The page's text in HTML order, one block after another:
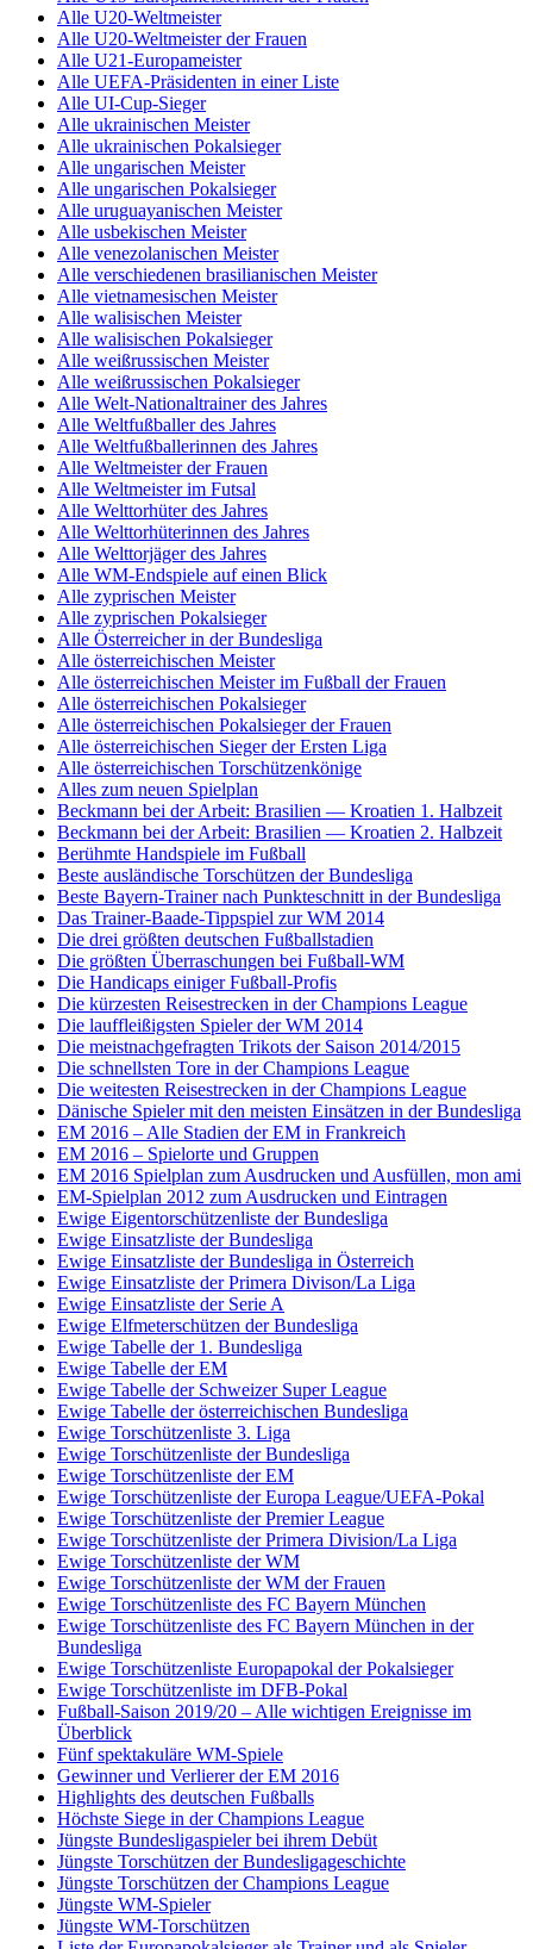
Alle U20-Weltmeister
Alle U20-Weltmeister der Frauen
Alle U21-Europameister
Alle UEFA-Präsidenten in einer Liste
Alle UI-Cup-Sieger
Alle ukrainischen Meister
Alle ukrainischen Pokalsieger
Alle ungarischen Meister
Alle ungarischen Pokalsieger
Alle uruguayanischen Meister
Alle usbekischen Meister
Alle venezolanischen Meister
Alle verschiedenen brasilianischen Meister
Alle vietnamesischen Meister
Alle walisischen Meister
Alle walisischen Pokalsieger
Alle weißrussischen Meister
Alle weißrussischen Pokalsieger
Alle Welt-Nationaltrainer des Jahres
Alle Weltfußballer des Jahres
Alle Weltfußballerinnen des Jahres
Alle Weltmeister der Frauen
Alle Weltmeister im Futsal
Alle Welttorhüter des Jahres
Alle Welttorhüterinnen des Jahres
Alle Welttorjäger des Jahres
Alle WM-Endspiele auf einen Blick
Alle zyprischen Meister
Alle zyprischen Pokalsieger
Alle Österreicher in der Bundesliga
Alle österreichischen Meister
Alle österreichischen Meister im Fußball der Frauen
Alle österreichischen Pokalsieger
Alle österreichischen Pokalsieger der Frauen
Alle österreichischen Sieger der Ersten Liga
Alle österreichischen Torschützenkönige
Alles zum neuen Spielplan
Beckmann bei der Arbeit: Brasilien — Kroatien 1. Halbzeit
Beckmann bei der Arbeit: Brasilien — Kroatien 2. Halbzeit
Berühmte Handspiele im Fußball
Beste ausländische Torschützen der Bundesliga
Beste Bayern-Trainer nach Punkteschnitt in der Bundesliga
Das Trainer-Baade-Tippspiel zur WM 2014
Die drei größten deutschen Fußballstadien
Die größten Überraschungen bei Fußball-WM
Die Handicaps einiger Fußball-Profis
Die kürzesten Reisestrecken in der Champions League
Die lauffleißigsten Spieler der WM 2014
Die meistnachgefragten Trikots der Saison 2014/2015
Die schnellsten Tore in der Champions League
Die weitesten Reisestrecken in der Champions League
Dänische Spieler mit den meisten Einsätzen in der Bundesliga
EM 2016 – Alle Stadien der EM in Frankreich
EM 2016 – Spielorte und Gruppen
EM 2016 Spielplan zum Ausdrucken und Ausfüllen, mon ami
EM-Spielplan 2012 zum Ausdrucken und Eintragen
Ewige Eigentorschützenliste der Bundesliga
Ewige Einsatzliste der Bundesliga
Ewige Einsatzliste der Bundesliga in Österreich
Ewige Einsatzliste der Primera Divison/La Liga
Ewige Einsatzliste der Serie A
Ewige Elfmeterschützen der Bundesliga
Ewige Tabelle der 1. Bundesliga
Ewige Tabelle der EM
Ewige Tabelle der Schweizer Super League
Ewige Tabelle der österreichischen Bundesliga
Ewige Torschützenliste 3. Liga
Ewige Torschützenliste der Bundesliga
Ewige Torschützenliste der EM
Ewige Torschützenliste der Europa League/UEFA-Pokal
Ewige Torschützenliste der Premier League
Ewige Torschützenliste der Primera Division/La Liga
Ewige Torschützenliste der WM
Ewige Torschützenliste der WM der Frauen
Ewige Torschützenliste des FC Bayern München
Ewige Torschützenliste des FC Bayern München in der
Bundesliga
Ewige Torschützenliste Europapokal der Pokalsieger
Ewige Torschützenliste im DFB-Pokal
Fußball-Saison 2019/20 – Alle wichtigen Ereignisse im
Überblick
Fünf spektakuläre WM-Spiele
Gewinner und Verlierer der EM 2016
Highlights des deutschen Fußballs
Höchste Siege in der Champions League
Jüngste Bundesligaspieler bei ihrem Debüt
Jüngste Torschützen der Bundesligageschichte
Jüngste Torschützen der Champions League
Jüngste WM-Spieler
Jüngste WM-Torschützen